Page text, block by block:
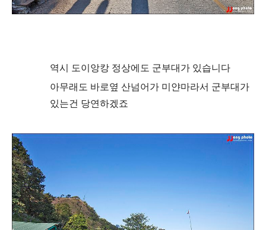
역시 도이앙캉 정상에도 군부대가 있습니다
아무래도 바로옆 산넘어가 미얀마라서 군부대가
있는건 당연하겠죠